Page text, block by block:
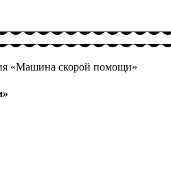
«Машина скорой помощи»